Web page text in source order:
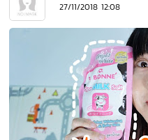
27/11/2018 12:08